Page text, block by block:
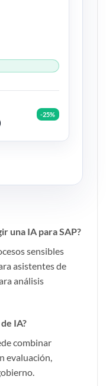
-25%
una IA para SAP?
sensibles
asistentes de
análisis
IA?
combinar
evaluación,